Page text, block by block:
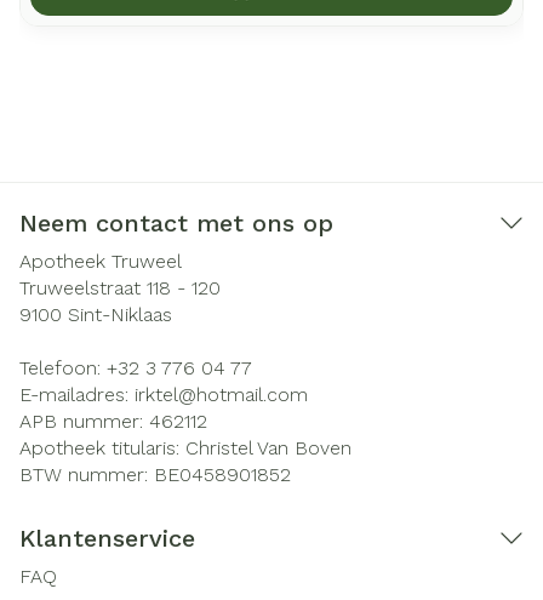
Neem contact met ons op
Apotheek Truweel
Truweelstraat 118 - 120
9100 Sint-Niklaas
Telefoon: +32 3 776 04 77
E-mailadres: irktel@hotmail.com
APB nummer: 462112
Apotheek titularis: Christel Van Boven
BTW nummer: BE0458901852
Klantenservice
FAQ